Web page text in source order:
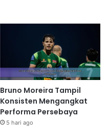
Bruno Moreira Tampil
Konsisten Mengangkat
Performa Persebaya
5 hari ago